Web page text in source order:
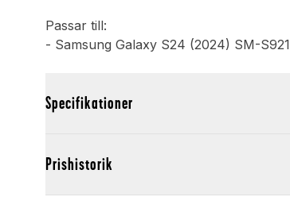
Passar till:
- Samsung Galaxy S24 (2024) SM-S921
Specifikationer
Prishistorik